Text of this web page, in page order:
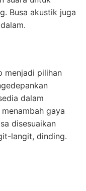
Busa akustik juga
menjadi pilihan
dalam
gaya
disesuaikan
langit, dinding.